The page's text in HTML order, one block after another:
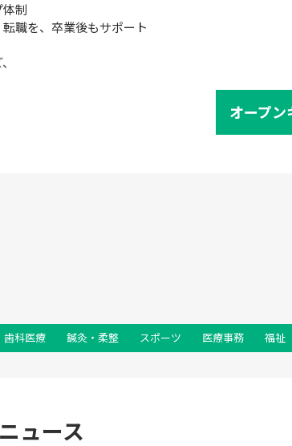
制
職を、卒業後もサポート
オープン
歯科医療 鍼灸・柔整 スポーツ 医療事務 福祉
ュース